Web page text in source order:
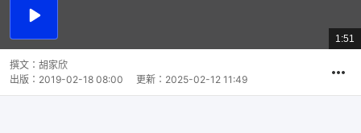
播
總
共
1:51
撰文： 胡家欣
出版： 2019-02-18 08:00 更新： 2025-02-12 11:49